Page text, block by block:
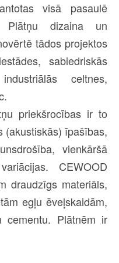
visā pasaulē
Plātņu dizaina un
tādos projektos
sabiedriskās
celtnes,
priekšrocības ir to
(akustiskās) īpašības,
vienkāršā
CEWOOD
draudzīgs materiāls,
egļu ēveļskaidām,
Plātnēm ir